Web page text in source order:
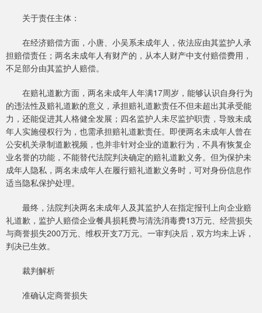
关于责任主体：
在经济赔偿方面，小唐、小吴系未成年人，依法应由其监护人承
担赔偿责任；两名未成年人有财产的，从本人财产中支付赔偿费用，
不足部分由其监护人赔偿。
在赔礼道歉方面，两名未成年人年满17周岁，能够认识自身行为
的违法性及赔礼道歉的意义，承担赔礼道歉责任不但未超出其承受能
力，还能促进其人格健全发展；四名监护人未尽监护职责，导致未成
年人实施侵权行为，也需承担赔礼道歉责任。即便两名未成年人曾在
公安机关录制道歉视频，也并非针对企业的道歉行为，不具有恢复企
业名誉的功能，不能替代法院判决确定的赔礼道歉义务。但为保护未
成年人隐私，两名未成年人在履行赔礼道歉义务时，可对身份信息作
适当隐私保护处理。
最终，法院判决两名未成年人及其监护人在指定报刊上向企业赔
礼道歉，监护人赔偿企业餐具损耗费与清洗消毒费13万元、经营损失
与商誉损失200万元、维权开支7万元。一审判决后，双方均未上诉，
判决已生效。
裁判解析
准确认定商誉损失